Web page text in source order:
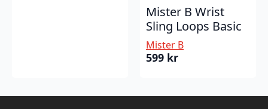
Mister B Wrist
Sling Loops Basic
Mister B
599 kr